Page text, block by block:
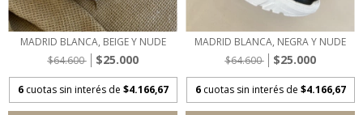
MADRID BLANCA, BEIGE Y NUDE
$64.600
$25.000
6 cuotas sin interés de $4.166,67
MADRID BLANCA, NEGRA Y NUDE
$64.600
$25.000
6 cuotas sin interés de $4.166,67